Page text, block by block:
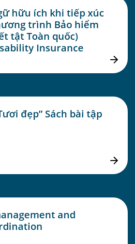
hữu ích khi tiếp xúc
trình Bảo hiểm
tật Toàn quốc)
Insurance
đẹp” Sách bài tập
and